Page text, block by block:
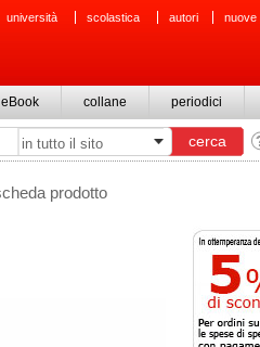
università scolastica autori nuove
eBook collane periodici
prodotto